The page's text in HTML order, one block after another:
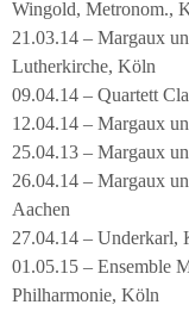
Wingold, Metronom.,
21.03.14 – Margaux
Lutherkirche, Köln
09.04.14 – Quartett
12.04.14 – Margaux
25.04.13 – Margaux
26.04.14 – Margaux
Aachen
27.04.14 – Underkarl,
01.05.15 – Ensemble
Philharmonie, Köln